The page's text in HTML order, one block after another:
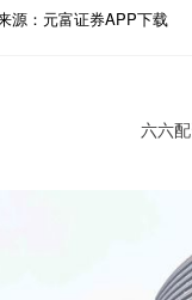
源：元富证券APP下载